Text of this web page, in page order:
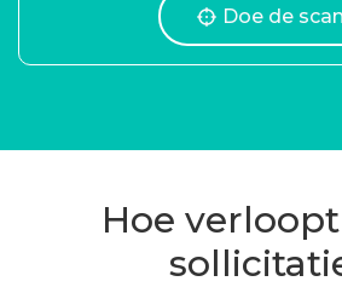
Doe de scan
Hoe